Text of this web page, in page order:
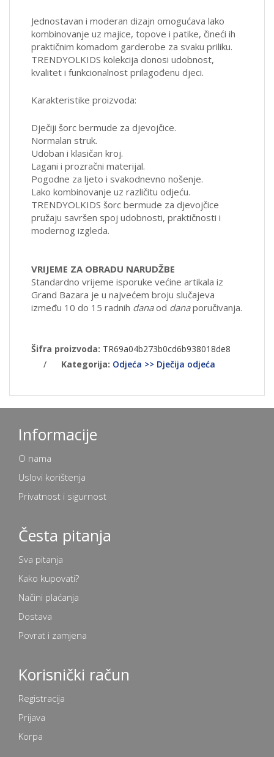
Jednostavan i moderan dizajn omogućava lako
kombinovanje uz majice, topove i patike, čineći ih
praktičnim komadom garderobe za svaku priliku.
TRENDYOLKIDS kolekcija donosi udobnost,
kvalitet i funkcionalnost prilagođenu djeci.
Karakteristike proizvoda:
Dječiji šorc bermude za djevojčice.
Normalan struk.
Udoban i klasičan kroj.
Lagani i prozračni materijal.
Pogodne za ljeto i svakodnevno nošenje.
Lako kombinovanje uz različitu odjeću.
TRENDYOLKIDS šorc bermude za djevojčice
pružaju savršen spoj udobnosti, praktičnosti i
modernog izgleda.
VRIJEME ZA OBRADU NARUDŽBE
Standardno vrijeme isporuke većine artikala iz
Grand Bazara je u najvećem broju slučajeva
između 10 do 15 radnih danaod danaporučivanja.
Šifra proizvoda: TR69a04b273b0cd6b938018de8
/
Kategorija: Odjeća >> Dječija odjeća
Informacije
O nama
Uslovi korištenja
Privatnost i sigurnost
Česta pitanja
Sva pitanja
Kako kupovati?
Načini plaćanja
Dostava
Povrat i zamjena
Korisnički račun
Registracija
Prijava
Korpa